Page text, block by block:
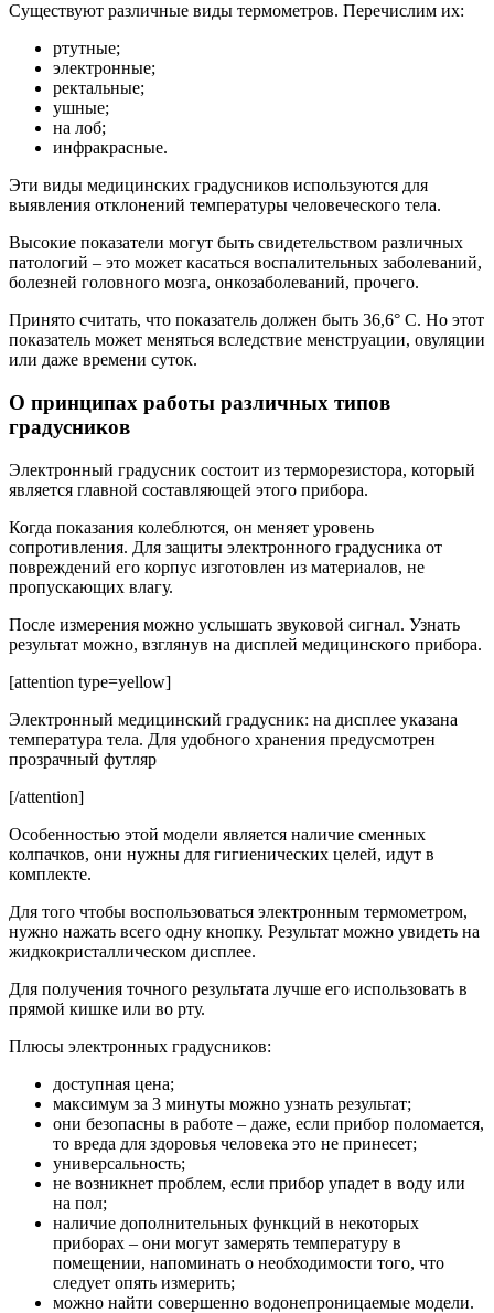
Существуют различные виды термометров. Перечислим их:
ртутные;
электронные;
ректальные;
ушные;
на лоб;
инфракрасные.
Эти виды медицинских градусников используются для
выявления отклонений температуры человеческого тела.
Высокие показатели могут быть свидетельством различных
патологий – это может касаться воспалительных заболеваний,
болезней головного мозга, онкозаболеваний, прочего.
Принято считать, что показатель должен быть 36,6° С. Но этот
показатель может меняться вследствие менструации, овуляции
или даже времени суток.
О принципах работы различных типов
градусников
Электронный градусник состоит из терморезистора, который
является главной составляющей этого прибора.
Когда показания колеблются, он меняет уровень
сопротивления. Для защиты электронного градусника от
повреждений его корпус изготовлен из материалов, не
пропускающих влагу.
После измерения можно услышать звуковой сигнал. Узнать
результат можно, взглянув на дисплей медицинского прибора.
[attention type=yellow]
Электронный медицинский градусник: на дисплее указана
температура тела. Для удобного хранения предусмотрен
прозрачный футляр
[/attention]
Особенностью этой модели является наличие сменных
колпачков, они нужны для гигиенических целей, идут в
комплекте.
Для того чтобы воспользоваться электронным термометром,
нужно нажать всего одну кнопку. Результат можно увидеть на
жидкокристаллическом дисплее.
Для получения точного результата лучше его использовать в
прямой кишке или во рту.
Плюсы электронных градусников:
доступная цена;
максимум за 3 минуты можно узнать результат;
они безопасны в работе – даже, если прибор поломается,
то вреда для здоровья человека это не принесет;
универсальность;
не возникнет проблем, если прибор упадет в воду или
на пол;
наличие дополнительных функций в некоторых
приборах – они могут замерять температуру в
помещении, напоминать о необходимости того, что
следует опять измерить;
можно найти совершенно водонепроницаемые модели.